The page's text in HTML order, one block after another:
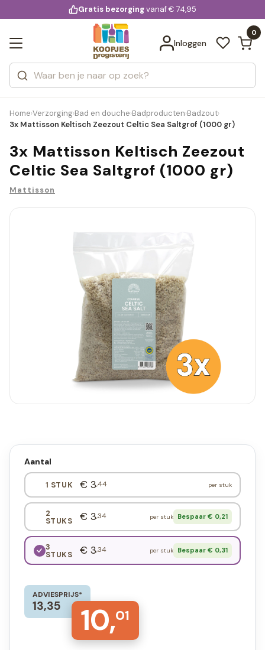
voor 20:00 uur besteld
Gratis bezorgingvanaf € 74,95
Inloggen
0
Zoeken
Categorieën
Merken
Bekijk alle resultaten
Home›Verzorging›Bad en douche›Badproducten›Badzout›
3x Mattisson Keltisch Zeezout Celtic Sea Saltgrof (1000 gr)
3x Mattisson Keltisch Zeezout
Celtic Sea Saltgrof (1000 gr)
Mattisson
Aantal
1 STUK € 3,44 per stuk
2
STUKS € 3,34 per stuk Bespaar € 0,21
3
STUKS € 3,34 per stuk Bespaar € 0,31
ADVIESPRIJS*
13,35 10,01